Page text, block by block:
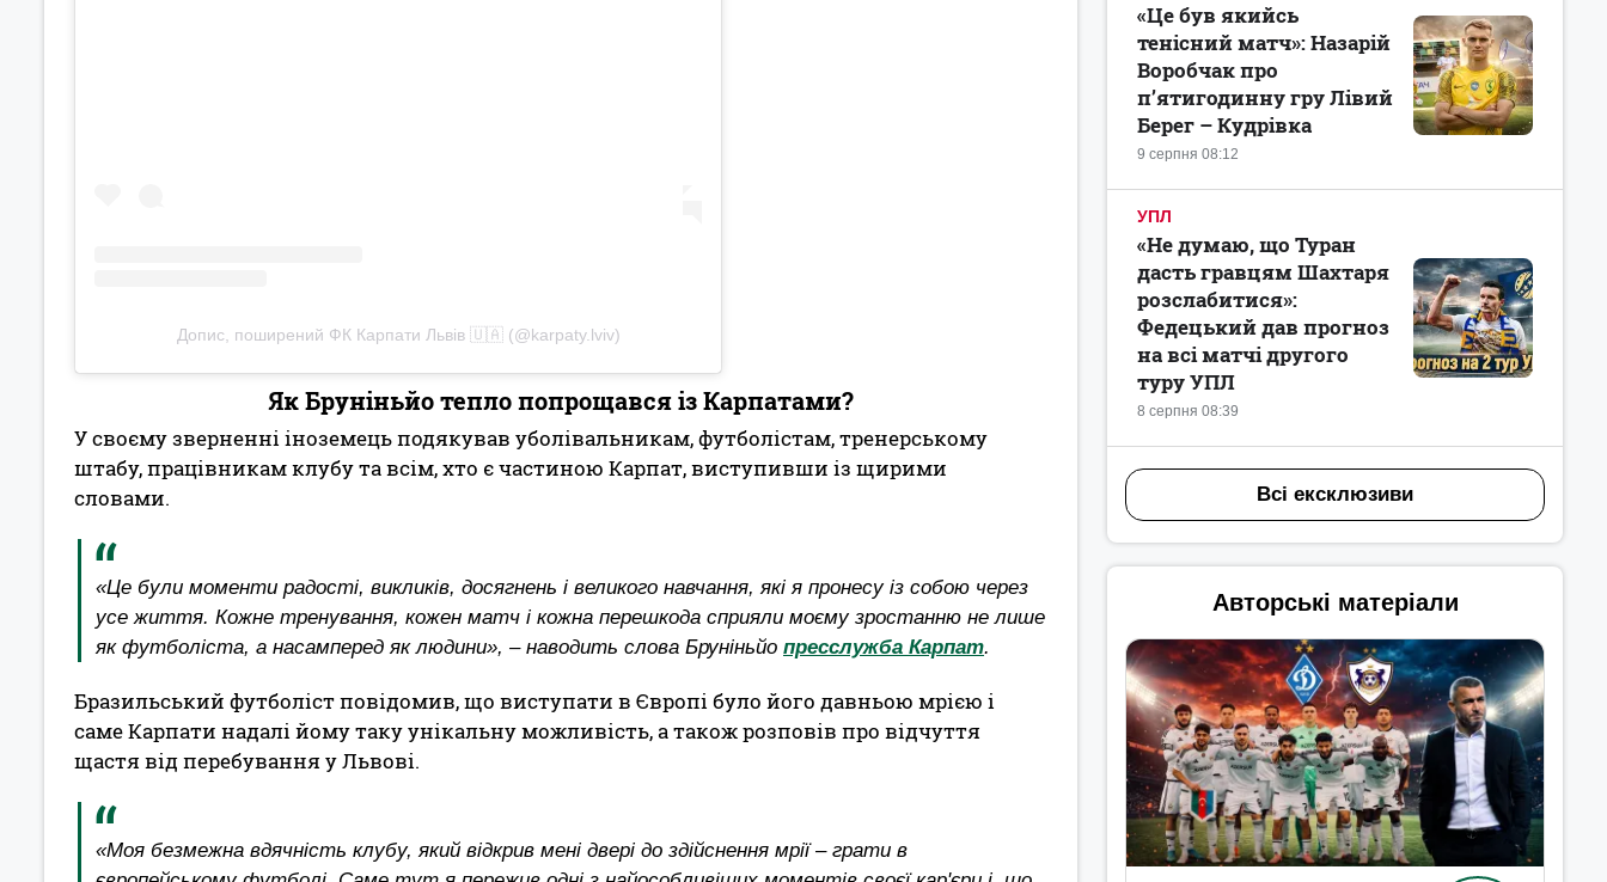
Допис, поширений ФК Карпати Львів 🇺🇦 (@karpaty.lviv)
Як Бруніньйо тепло попрощався із Карпатами?
У своєму зверненні іноземець подякував уболівальникам, футболістам, тренерському
штабу, працівникам клубу та всім, хто є частиною Карпат, виступивши із щирими
словами.
«Це були моменти радості, викликів, досягнень і великого навчання, які я пронесу із собою через
усе життя. Кожне тренування, кожен матч і кожна перешкода сприяли моєму зростанню не лише
як футболіста, а насамперед як людини», – наводить слова Бруніньйо пресслужба Карпат.
Бразильський футболіст повідомив, що виступати в Європі було його давньою мрією і
саме Карпати надалі йому таку унікальну можливість, а також розповів про відчуття
щастя від перебування у Львові.
«Моя безмежна вдячність клубу, який відкрив мені двері до здійснення мрії – грати в
9 серпня 08:12
«Це був якийсь
тенісний матч»: Назарій
Воробчак про
п’ятигодинну гру Лівий
Берег – Кудрівка
УПЛ
8 серпня 08:39
«Не думаю, що Туран
дасть гравцям Шахтаря
розслабитися»:
Федецький дав прогноз
на всі матчі другого
туру УПЛ
Всі ексклюзиви
Авторські матеріали